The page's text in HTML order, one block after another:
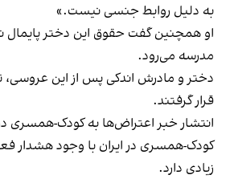
به دلیل روابط جنسی نیست.»
او همچنین گفت حقوق این دختر پایمال
مدرسه می‌رود.
دختر و مادرش اندکی پس از این
قرار گرفتند.
انتشار خبر اعتراض‌ها به کودک-همسری
کودک‌-همسری در ایران با وجود هشدار
زیادی دارد.